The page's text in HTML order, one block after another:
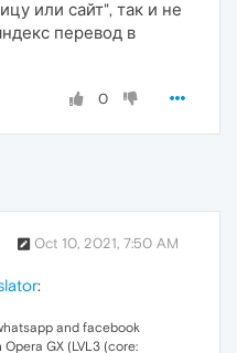
или сайт", так и не
перевод в
0
Oct 10, 2021, 7:50 AM
:
and facebook
GX (LVL3 (core: